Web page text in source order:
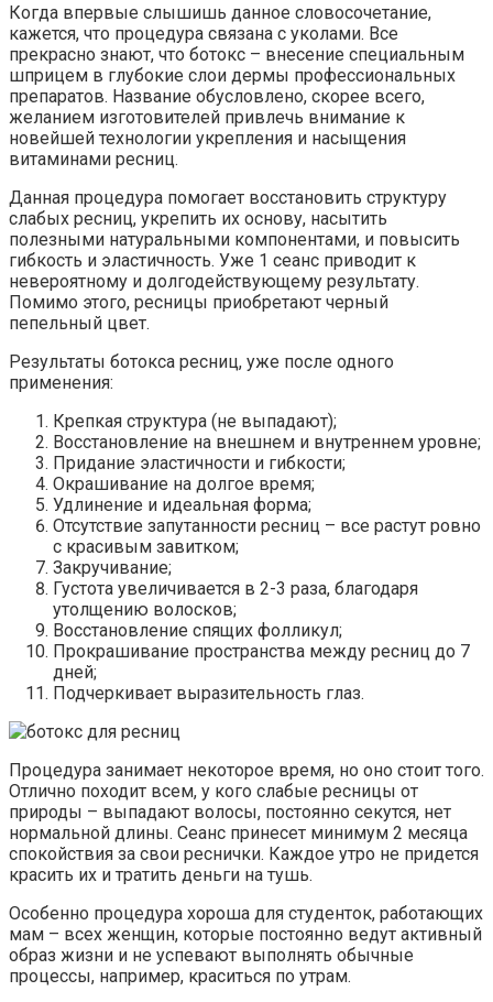
Когда впервые слышишь данное словосочетание,
кажется, что процедура связана с уколами. Все
прекрасно знают, что ботокс – внесение специальным
шприцем в глубокие слои дермы профессиональных
препаратов. Название обусловлено, скорее всего,
желанием изготовителей привлечь внимание к
новейшей технологии укрепления и насыщения
витаминами ресниц.
Данная процедура помогает восстановить структуру
слабых ресниц, укрепить их основу, насытить
полезными натуральными компонентами, и повысить
гибкость и эластичность. Уже 1 сеанс приводит к
невероятному и долгодействующему результату.
Помимо этого, ресницы приобретают черный
пепельный цвет.
Результаты ботокса ресниц, уже после одного
применения:
Крепкая структура (не выпадают);
Восстановление на внешнем и внутреннем уровне;
Придание эластичности и гибкости;
Окрашивание на долгое время;
Удлинение и идеальная форма;
Отсутствие запутанности ресниц – все растут ровно
с красивым завитком;
Закручивание;
Густота увеличивается в 2-3 раза, благодаря
утолщению волосков;
Восстановление спящих фолликул;
Прокрашивание пространства между ресниц до 7
дней;
Подчеркивает выразительность глаз.
Процедура занимает некоторое время, но оно стоит того.
Отлично походит всем, у кого слабые ресницы от
природы – выпадают волосы, постоянно секутся, нет
нормальной длины. Сеанс принесет минимум 2 месяца
спокойствия за свои реснички. Каждое утро не придется
красить их и тратить деньги на тушь.
Особенно процедура хороша для студенток, работающих
мам – всех женщин, которые постоянно ведут активный
образ жизни и не успевают выполнять обычные
процессы, например, краситься по утрам.